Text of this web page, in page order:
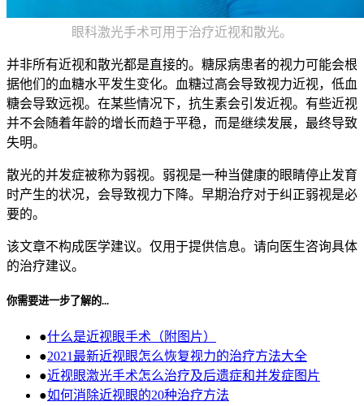
眼科激光手术可用于治疗近视和散光。
并非所有近视和散光都是直接的。糖尿病患者的视力可能会根
据他们的血糖水平发生变化。血糖过高会导致视力近视，低血
糖会导致远视。在某些情况下，抗生素会引发近视。有些近视
并不会随着年龄的增长而趋于平稳，而是继续发展，最终导致
失明。
散光的并发症被称为弱视。弱视是一种当健康的眼睛停止发育
时产生的状况，会导致视力下降。早期治疗对于纠正弱视是必
要的。
该文章不构成医学建议。仅用于提供信息。请向医生咨询具体
的治疗建议。
你需要进一步了解的...
●什么是近视眼手术（附图片）
●2021最新近视眼怎么恢复视力的治疗方法大全
●近视眼激光手术怎么治疗及后遗症和并发症图片
●如何消除近视眼的20种治疗方法